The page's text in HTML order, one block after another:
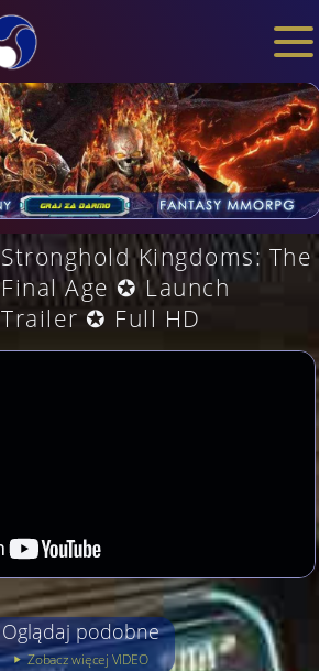
.
Stronghold Kingdoms: The
Final Age ✪ Launch
Trailer ✪ Full HD
Oglądaj podobne
Zobacz więcej VIDEO